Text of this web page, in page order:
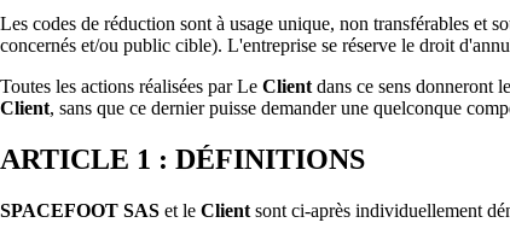
Les codes de réduction sont à usage unique, non transférables
concernés et/ou public cible). L'entreprise se réserve le droit
Toutes les actions réalisées par Le Clientdans ce sens donneront
Client, sans que ce dernier puisse demander une quelconque
ARTICLE 1 : DÉFINITIONS
SPACEFOOT SAS et le Client sont ci-après individuellement